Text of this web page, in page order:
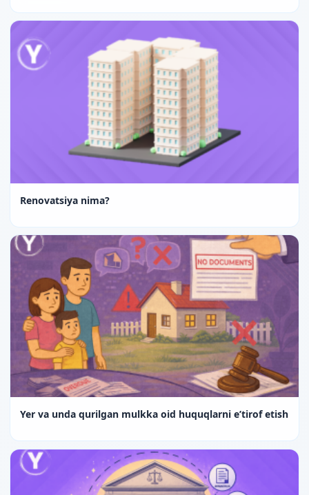
Renovatsiya nima?
Yer va unda qurilgan mulkka oid huquqlarni e’tirof etish